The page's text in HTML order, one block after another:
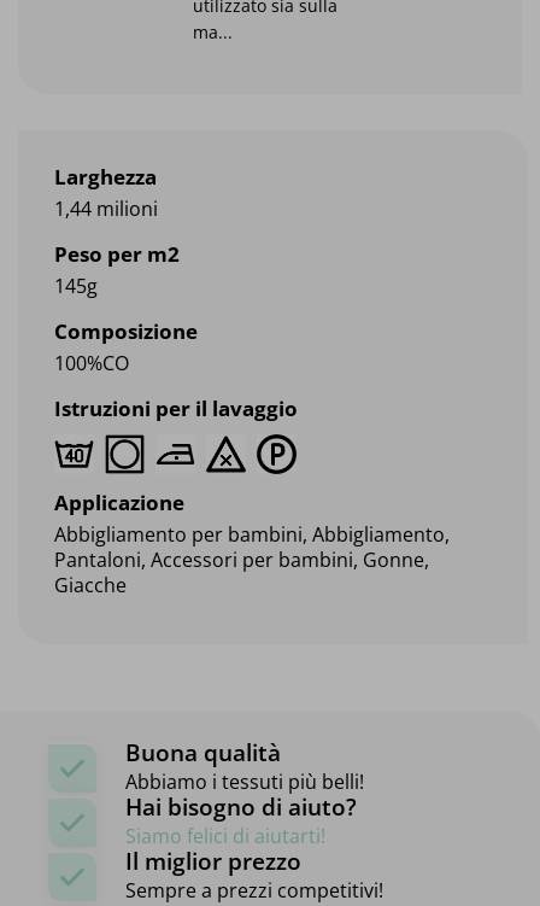
Larghezza
1,44 milioni
Peso per m2
145g
Composizione
100%CO
Istruzioni per il lavaggio
Applicazione
Abbigliamento per bambini, Abbigliamento,
Pantaloni, Accessori per bambini, Gonne,
Giacche
utilizzato sia sulla
ma...
Buona qualità
Abbiamo i tessuti più belli!
Hai bisogno di aiuto?
Siamo felici di aiutarti!
Il miglior prezzo
Sempre a prezzi competitivi!